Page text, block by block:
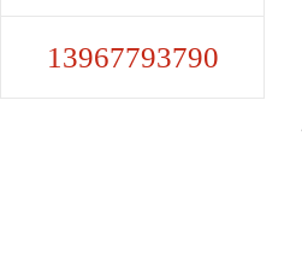
13967793790